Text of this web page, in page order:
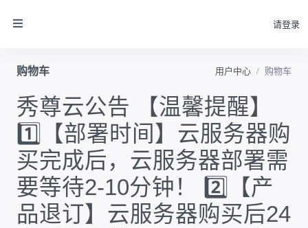
请登录
购物车 用户中心 购物车
秀尊云公告 【温馨提醒】
1️⃣【部署时间】云服务器购
买完成后，云服务器部署需
要等待2-10分钟！ 2️⃣【产
品退订】云服务器购买后24